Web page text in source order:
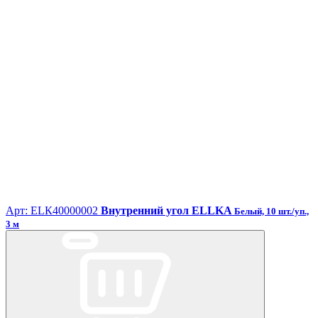
Арт: ЕLК40000002 Внутренний угол ELLKA Белый, 10 шт./уп.,
3 м